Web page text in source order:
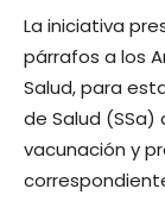
La iniciativa
párrafos a los
Salud, para
de Salud (SSa)
vacunación y